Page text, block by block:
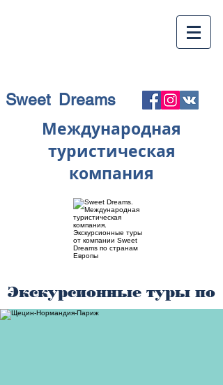
Sweet Dreams
Международная
туристическая
компания
Экскурсионные туры по
странам Европы